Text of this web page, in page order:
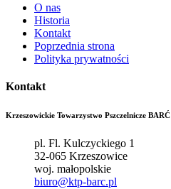
O nas
Historia
Kontakt
Poprzednia strona
Polityka prywatności
Kontakt
Krzeszowickie Towarzystwo Pszczelnicze BARĆ
pl. Fl. Kulczyckiego 1
32-065 Krzeszowice
woj. małopolskie
biuro@ktp-barc.pl